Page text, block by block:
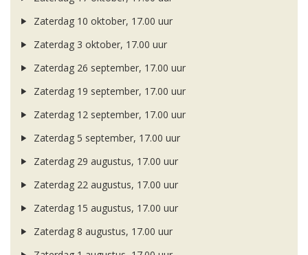
Zaterdag 10 oktober, 17.00 uur
Zaterdag 3 oktober, 17.00 uur
Zaterdag 26 september, 17.00 uur
Zaterdag 19 september, 17.00 uur
Zaterdag 12 september, 17.00 uur
Zaterdag 5 september, 17.00 uur
Zaterdag 29 augustus, 17.00 uur
Zaterdag 22 augustus, 17.00 uur
Zaterdag 15 augustus, 17.00 uur
Zaterdag 8 augustus, 17.00 uur